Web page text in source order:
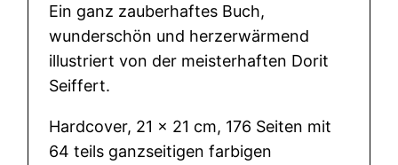
e
M
e
n
g
e
Ein ganz zauberhaftes Buch,
wunderschön und herzerwärmend
illustriert von der meisterhaften Dorit
Seiffert.
Hardcover, 21 x 21 cm, 176 Seiten mit
64 teils ganzseitigen farbigen